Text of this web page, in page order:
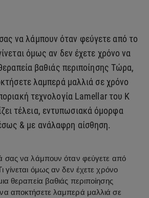
να λάμπουν όταν φεύγετε από το
όμως αν δεν έχετε χρόνο να
βαθιάς περιποίησης Τώρα,
λαμπερά μαλλιά σε χρόνο
τεχνολογία Lamellar του K
τέλεια, εντυπωσιακά όμορφα
& με ανάλαφρη αίσθηση.
σας να λάμπουν όταν φεύγετε από
γίνεται όμως αν δεν έχετε χρόνο
θεραπεία βαθιάς περιποίησης
αποκτήσετε λαμπερά μαλλιά σε